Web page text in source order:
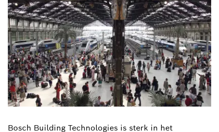
Bosch Building Technologies is sterk in het